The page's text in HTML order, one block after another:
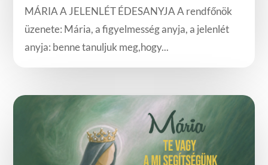
MÁRIA A JELENLÉT ÉDESANYJA A rendfőnök
üzenete: Mária, a figyelmesség anyja, a jelenlét
anyja: benne tanuljuk meg,hogy...